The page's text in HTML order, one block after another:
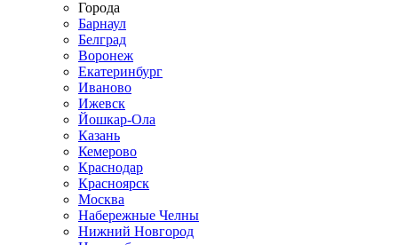
Города
Барнаул
Белград
Воронеж
Екатеринбург
Иваново
Ижевск
Йошкар-Ола
Казань
Кемерово
Краснодар
Красноярск
Москва
Набережные Челны
Нижний Новгород